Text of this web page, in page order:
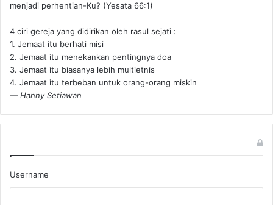
menjadi perhentian-Ku? (Yesata 66:1) ‪
4 ciri gereja yang didirikan oleh rasul sejati :
1. Jemaat itu berhati misi
2. Jemaat itu menekankan pentingnya doa
3. Jemaat itu biasanya lebih multietnis
4. Jemaat itu terbeban untuk orang-orang miskin
— Hanny Setiawan
Username